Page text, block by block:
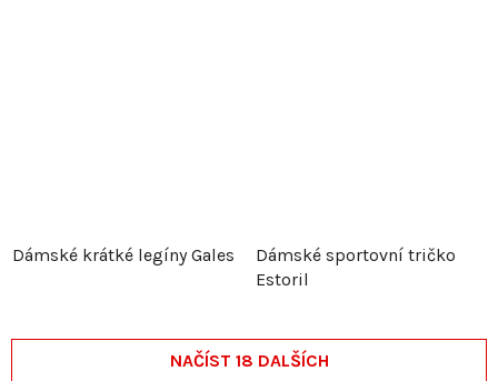
Dámské krátké legíny Gales
Dámské sportovní tričko
Estoril
NAČÍST 18 DALŠÍCH